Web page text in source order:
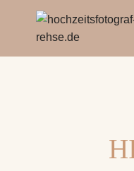
springen